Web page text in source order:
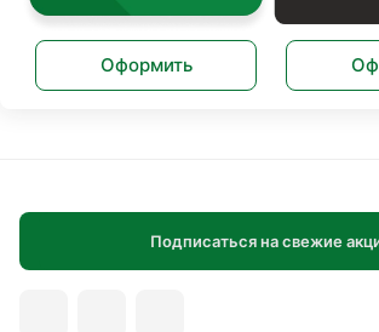
Оформить
Подписаться на свежие